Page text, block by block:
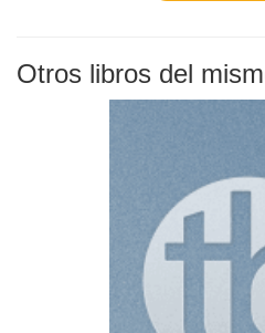
Otros libros del